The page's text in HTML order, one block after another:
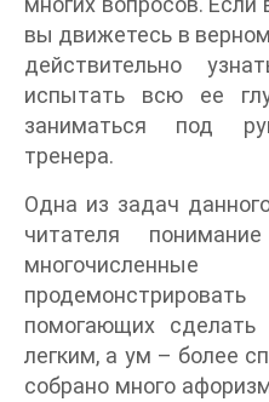
вы движетесь в
действительно
испытать всю ее
заниматься под
тренера.
Одна из задач
читателя
помогающих
легким, а ум – более
собрано много